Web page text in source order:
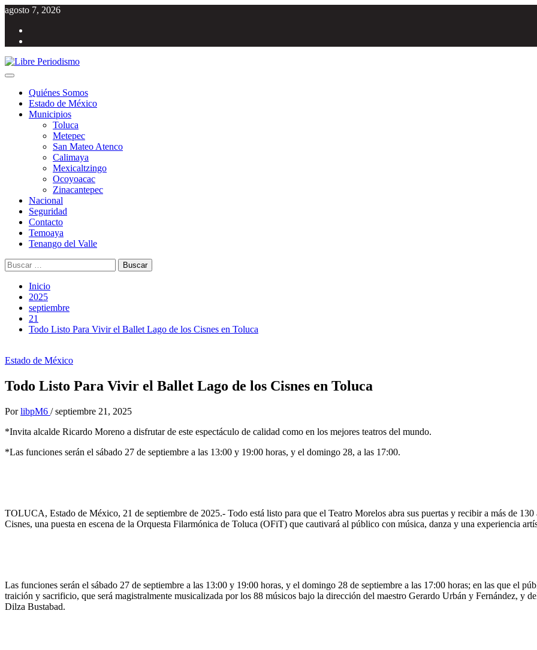
Saltar
contenido
agosto 7, 2026
Menú
principalQuiénes Somos
Estado de México
Municipios
Toluca
Metepec
San Mateo Atenco
Calimaya
Mexicaltzingo
Ocoyoacac
Zinacantepec
Nacional
Seguridad
Contacto
Temoaya
Tenango del Valle
Buscar:
Inicio
2025
septiembre
21
Todo Listo Para Vivir el Ballet Lago de los Cisnes en Toluca
Estado de México
Todo Listo Para Vivir el Ballet Lago de los Cisnes en Toluca
Por libpM6 / septiembre 21, 2025
*Invita alcalde Ricardo Moreno a disfrutar de este espectáculo de calidad como en los mejores teatros del mundo.
*Las funciones serán el sábado 27 de septiembre a las 13:00 y 19:00 horas, y el domingo 28, a las 17:00.
TOLUCA, Estado de México, 21 de septiembre de 2025.- Todo está listo para que el Teatro Morelos abra sus puertas y recibir a más de
Cisnes, una puesta en escena de la Orquesta Filarmónica de Toluca (OFiT) que cautivará al público con música, danza y una experiencia
Las funciones serán el sábado 27 de septiembre a las 13:00 y 19:00 horas, y el domingo 28 de septiembre a las 17:00 horas; en las que el
traición y sacrificio, que será magistralmente musicalizada por los 88 músicos bajo la dirección del maestro Gerardo Urbán y Fernández, y
Dilza Bustabad.